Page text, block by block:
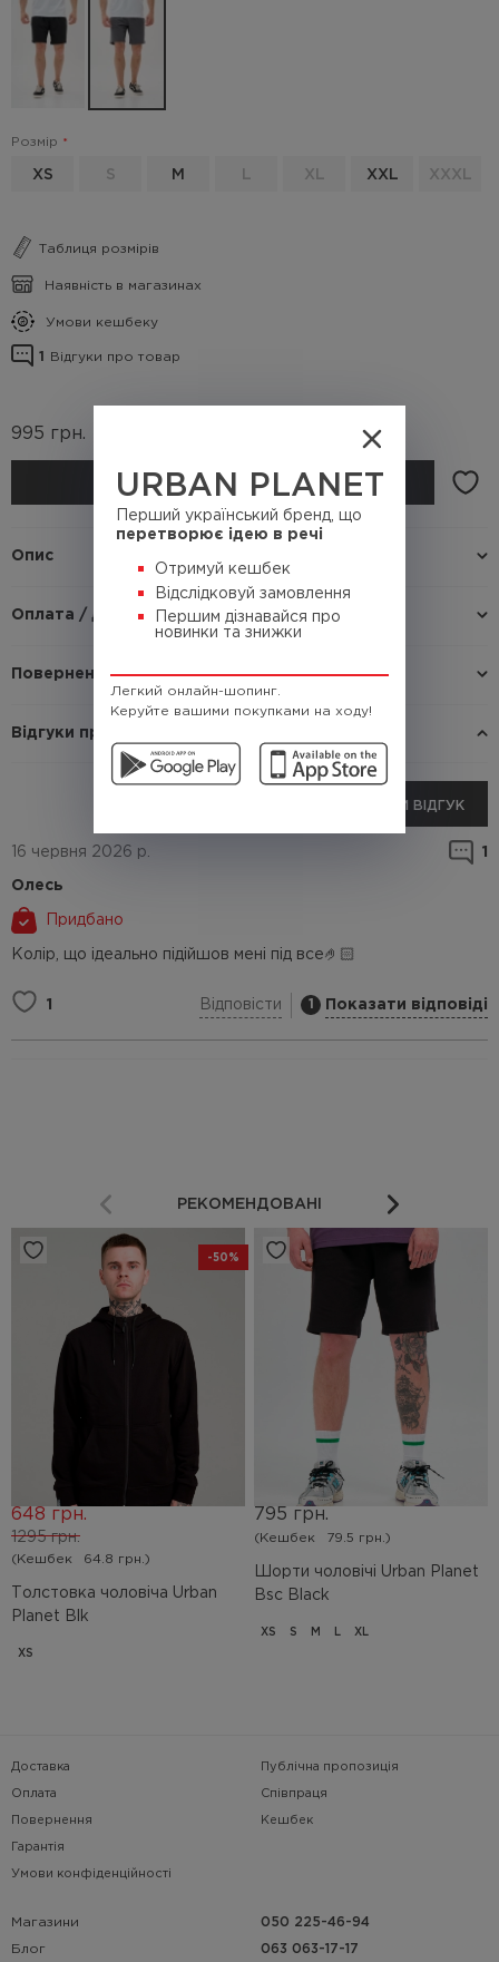
URBAN PLANET
Перший український бренд, що
перетворює ідею в речі
Отримуй кешбек
Відслідковуй замовлення
Першим дізнавайся про
новинки та знижки
Легкий онлайн-шопинг.
Керуйте вашими покупками на ходу!
Розмір
XS S M XL XXL XXXL
Таблиця розмірів
Наявність в магазинах
Умови кешбеку
1 Відгуки про товар
995 грн.
КУПИТИ
Опис
Оплата / доставка
Повернення / Обмін
Відгуки про товар
ДОДАТИ ВІДГУК
16 червня 2026 р. 1
Олесь
Придбано
Колір, що ідеально підійшов мені під все🤌🏻
1 Відповісти 1 Показати відповіді
РЕКОМЕНДОВАНІ
-50%
Толстовка чоловіча Urban
Planet Blk
1295 грн.
648 грн.
(Кешбек 64.8 грн.)
XS
Шорти чоловічі Urban Planet
Bsc Black
795 грн.
(Кешбек 79.5 грн.)
XS S M L XL
Доставка
Оплата
Повернення
Гарантія
Умови конфіденційності
Публічна пропозиція
Співпраця
Кешбек
Магазини
Блог
050 225-46-94
063 063-17-17